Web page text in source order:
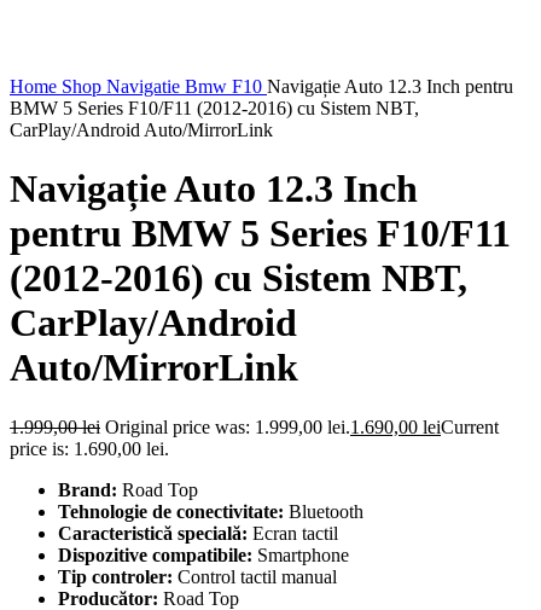
Home Shop Navigatie Bmw F10 Navigație Auto 12.3 Inch pentru
BMW 5 Series F10/F11 (2012-2016) cu Sistem NBT,
CarPlay/Android Auto/MirrorLink
Navigație Auto 12.3 Inch
pentru BMW 5 Series F10/F11
(2012-2016) cu Sistem NBT,
CarPlay/Android
Auto/MirrorLink
1.999,00lei Original price was: 1.999,00 lei.1.690,00 leiCurrent
price is: 1.690,00 lei.
Brand: Road Top
Tehnologie de conectivitate: Bluetooth
Caracteristică specială: Ecran tactil
Dispozitive compatibile: Smartphone
Tip controler: Control tactil manual
Producător: Road Top